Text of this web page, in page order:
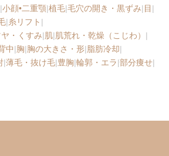
|小顔•二重顎|植毛|毛穴の開き・黒ずみ|目 |
|糸リフト |
・くすみ|肌|肌荒れ・乾燥（こじわ） |
中|胸|胸の大きさ・形|脂肪冷却|
|薄毛・抜け毛|豊胸|輪郭・エラ|部分痩せ|